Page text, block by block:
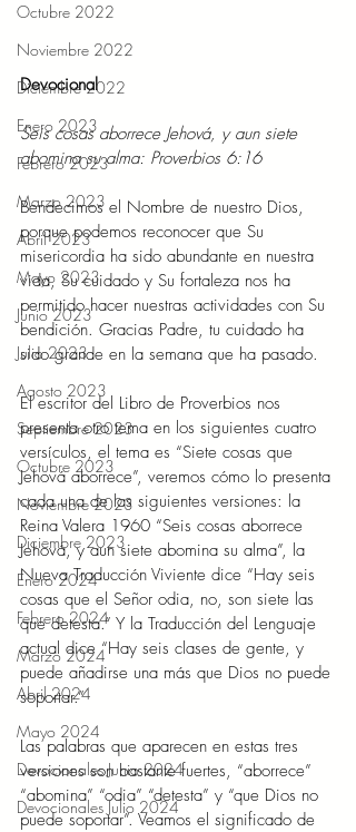
Octubre 2022
Noviembre 2022
Diciembre 2022
Enero 2023
Febrero 2023
Marzo 2023
Abril 2023
Mayo 2023
Junio 2023
Julio 2023
Agosto 2023
Septiembre 2023
Octubre 2023
Noviembre 2023
Diciembre 2023
Enero 2024
Febrero 2024
Marzo 2024
Abril 2024
Mayo 2024
Devocionales Junio 2024
Devocionales Julio 2024
Devocional
Seis cosas aborrece Jehová, y aun siete
abomina su alma: Proverbios 6:16
Bendecimos el Nombre de nuestro Dios,
porque podemos reconocer que Su
misericordia ha sido abundante en nuestra
vida, Su cuidado y Su fortaleza nos ha
permitido hacer nuestras actividades con Su
bendición. Gracias Padre, tu cuidado ha
sido grande en la semana que ha pasado.
El escritor del Libro de Proverbios nos
presenta otro tema en los siguientes cuatro
versículos, el tema es “Siete cosas que
Jehová aborrece”, veremos cómo lo presenta
cada una de las siguientes versiones: la
Reina Valera 1960 “Seis cosas aborrece
Jehová, y aun siete abomina su alma”, la
Nueva Traducción Viviente dice “Hay seis
cosas que el Señor odia, no, son siete las
que detesta.” Y la Traducción del Lenguaje
actual dice “Hay seis clases de gente, y
puede añadirse una más que Dios no puede
soportar.”
Las palabras que aparecen en estas tres
versiones son bastante fuertes, “aborrece”
“abomina” “odia” “detesta” y “que Dios no
puede soportar”. Veamos el significado de